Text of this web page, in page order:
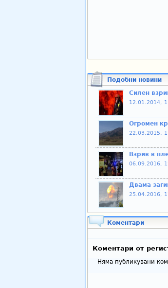
Подобни новини
Силен
12.01.2014,
Огромен
22.03.2015,
Взрив в
06.09.2016,
Двама
25.04.2016,
Коментари
Коментари от
Няма публикувани